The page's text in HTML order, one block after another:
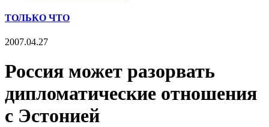
ТОЛЬКО ЧТО
2007.04.27
Россия может разорвать
дипломатические отношения
с Эстонией